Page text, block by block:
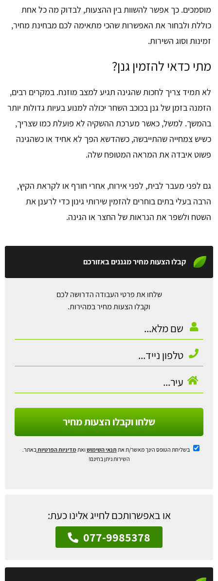
מוסמכים. כך אפשר להשוות בין ההצעות, לבדוק מה כל אחת
כוללת ולבחור את האפשרות שהכי מתאימה לכם מבחינת מחיר,
זמינות וסוג השירות.
מתי כדאי להזמין גנן?
לא תמיד צריך לחכות שהגינה תגיע למצב מוזנח. במקרים רבים,
הזמנה בזמן של גנן בכוכב השחר יכולה למנוע בעיות גדולות יותר
בהמשך. למשל, כאשר מערכת ההשקיה לא פועלת כמו שצריך,
כשיש צמחייה שהתייבשה, כשהדשא הפך לא אחיד או כשהגינה
פשוט איבדה את המראה המטופח שלה.
גם לפני מעבר לבית, לפני אירוח, אחרי חורף או לקראת הקיץ,
הרבה בעלי בתים בוחרים להזמין שירותי גינון כדי לרענן את
השטח ולשפר את הנראות של החצר או הגינה.
קבלו הצעות מחיר מגננים באזורכם
שלחו את פרטי העבודה הדרושה לכם
וקבלו הצעות מחיר במהירות.
שלחו וקבלו הצעות מחיר
בשליחת הטופס הינך מאשר/ת את תנאי השימוש ואתמדיניות הפרטיות באתר.
השירות ניתן בחינם!
או באפשרותכם לחייג אלינו כעת:
077-9985378